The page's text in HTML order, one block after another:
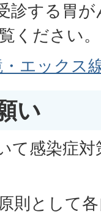
診する胃
ください。
エックス
い
て感染症
則として